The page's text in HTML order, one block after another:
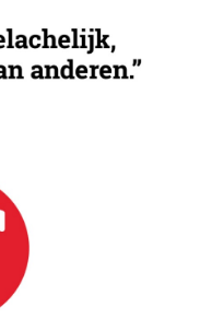
de partner.
beslissingen of